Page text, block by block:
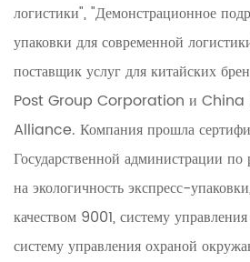
логистики", "Демонстрационное
упаковки для современной
поставщик услуг для китайских
Post Group Corporation и
Alliance. Компания прошла
Государственной администрации
на экологичность экспресс-
качеством 9001, систему
систему управления охраной